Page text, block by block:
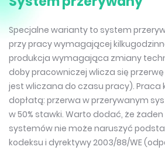
Specjalne warianty to system
przy pracy wymagającej
produkcja wymagająca zmiany
doby pracowniczej wlicza się
jest wliczana do czasu pracy). Praca
dopłatą: przerwa w przerywanym
w 50% stawki. Warto dodać, że
systemów nie może naruszyć
kodeksu i dyrektywy 2003/88/WE